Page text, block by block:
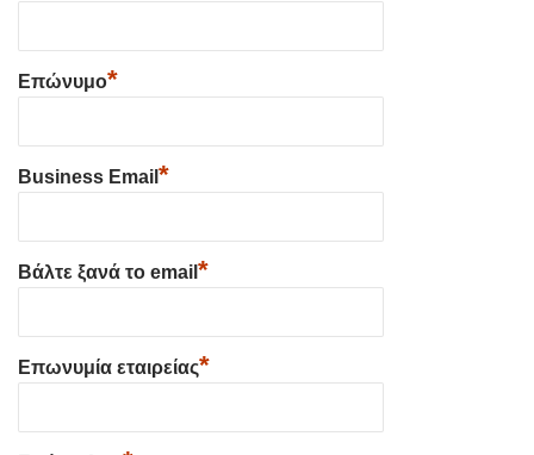
Επώνυμο*
Business Email *
Βάλτε ξανά το email *
Επωνυμία εταιρείας*